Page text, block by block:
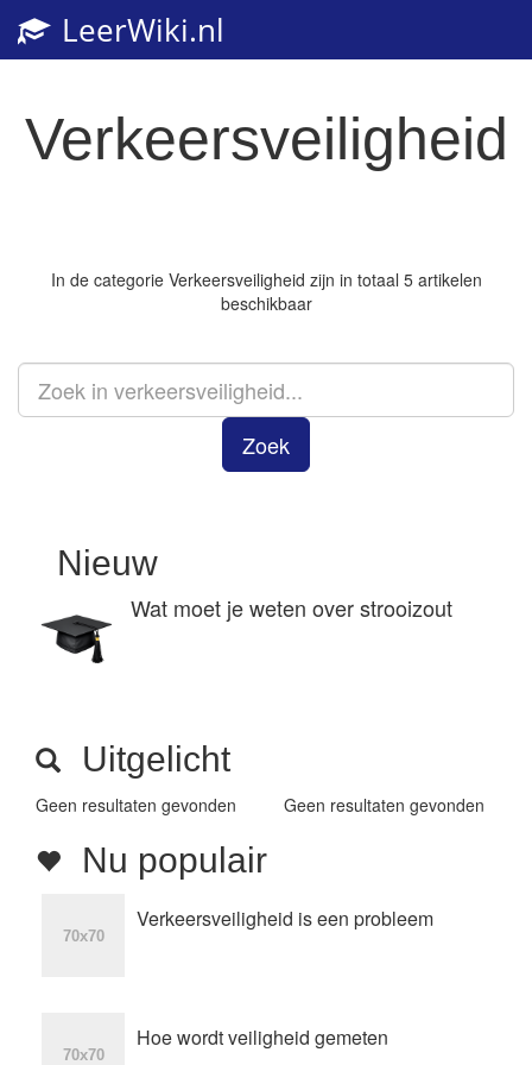
LeerWiki.nl
Verkeersveiligheid
In de categorie Verkeersveiligheid zijn in totaal 5 artikelen
beschikbaar
Zoek
Nieuw
Wat moet je weten over strooizout
Uitgelicht
Geen resultaten gevonden Geen resultaten gevonden
Nu populair
Verkeersveiligheid is een probleem
Hoe wordt veiligheid gemeten